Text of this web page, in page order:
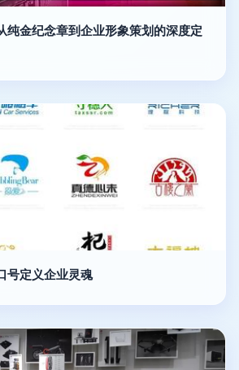
纯金纪念章到企业形象策划的深度定
号定义企业灵魂